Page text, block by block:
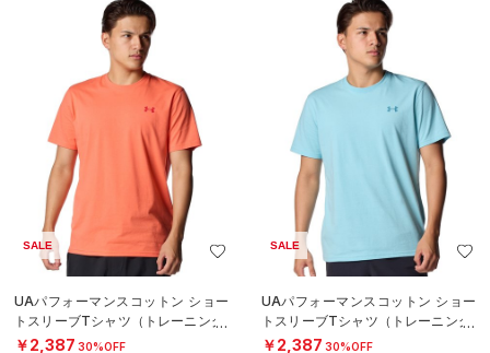
SALE
UAパフォーマンスコットン ショー
トスリーブTシャツ（トレーニング/
MEN）
￥2,387 30%OFF
SALE
UAパフォーマンスコットン ショー
トスリーブTシャツ（トレーニング/
MEN）
￥2,387 30%OFF